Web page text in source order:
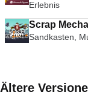
Erlebnis
Scrap
Sandkasten,
Ältere